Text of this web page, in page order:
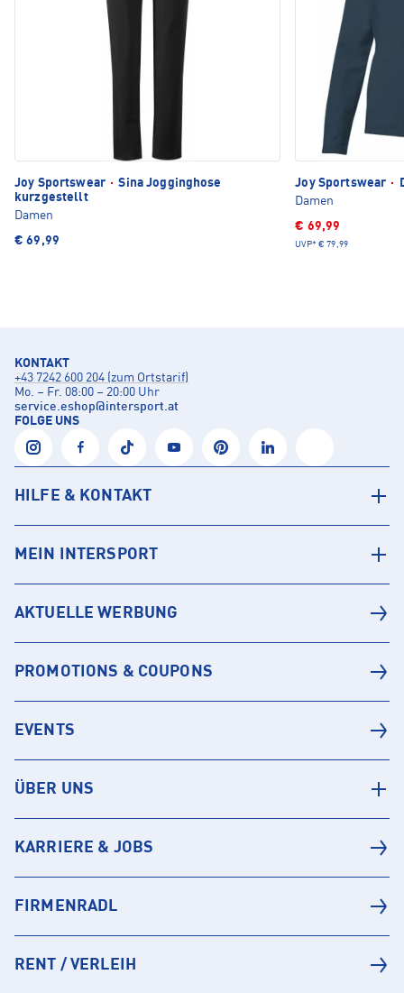
Joy Sportswear · Sina Jogginghose
kurzgestellt
Damen
€ 69,99
Joy Sportswear ·
Damen
€ 69,99
UVP* € 79,99
KONTAKT
+43 7242 600 204 (zum Ortstarif)
Mo. – Fr. 08:00 – 20:00 Uhr
service.eshop@intersport.at
FOLGE UNS
HILFE & KONTAKT
MEIN INTERSPORT
AKTUELLE WERBUNG
PROMOTIONS & COUPONS
EVENTS
ÜBER UNS
KARRIERE & JOBS
FIRMENRADL
RENT / VERLEIH